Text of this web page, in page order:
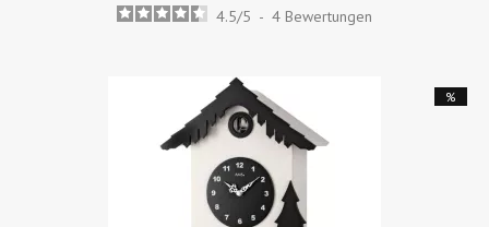
4.5/5 - 4 Bewertungen
%